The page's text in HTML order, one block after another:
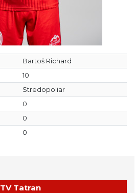
Bartoš Richard
10
Stredopoliar
0
0
0
TV Tatran